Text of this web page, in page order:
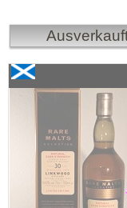
Linkwood 30
1974/2005